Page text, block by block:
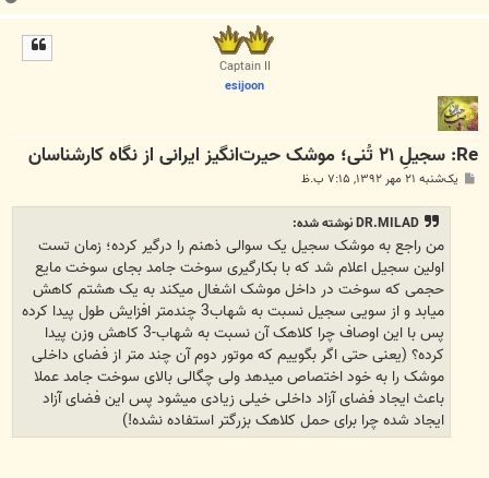
Captain II
esijoon
Re: سجیلِ ۲۱ تُنی؛ موشک حیرت‌انگیز‌ ایرانی از نگاه کارشناسان
یک‌شنبه ۲۱ مهر ۱۳۹۲, ۷:۱۵ ب.ظ
DR.MILAD نوشته شده:
من راجع به موشک سجیل یک سوالی ذهنم را درگیر کرده؛ زمان تست
اولین سجیل اعلام شد که با بکارگیری سوخت جامد بجای سوخت مایع
حجمی که سوخت در داخل موشک اشغال میکند به یک هشتم کاهش
میابد و از سویی سجیل نسبت به شهاب3 چندمتر افزایش طول پیدا کرده
پس با این اوصاف چرا کلاهک آن نسبت به شهاب-3 کاهش وزن پیدا
کرده؟ (یعنی حتی اگر بگوییم که موتور دوم آن چند متر از فضای داخلی
موشک را به خود اختصاص میدهد ولی چگالی بالای سوخت جامد عملا
باعث ایجاد فضای آزاد داخلی خیلی زیادی میشود پس این فضای آزاد
ایجاد شده چرا برای حمل کلاهک بزرگتر استفاده نشده!)